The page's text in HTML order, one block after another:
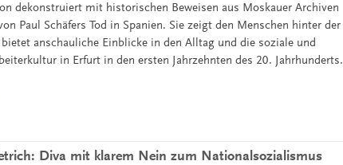
dekonstruiert mit historischen Beweisen aus Moskauer Archiven
Paul Schäfers Tod in Spanien. Sie zeigt den Menschen hinter der
bietet anschauliche Einblicke in den Alltag und die soziale und
in Erfurt in den ersten Jahrzehnten des 20. Jahrhunderts.
Diva mit klarem Nein zum Nationalsozialismus